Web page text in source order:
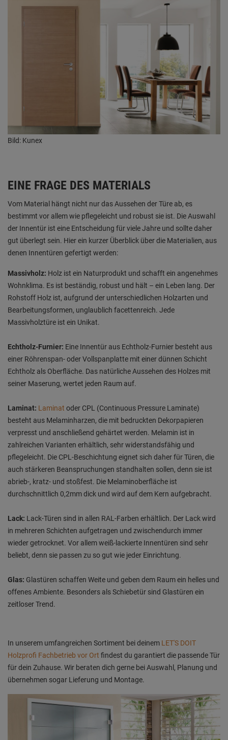
Bild: Kunex
EINE FRAGE DES MATERIALS
Vom Material hängt nicht nur das Aussehen der Türe ab, es
bestimmt vor allem wie pflegeleicht und robust sie ist. Die Auswahl
der Innentür ist eine Entscheidung für viele Jahre und sollte daher
gut überlegt sein. Hier ein kurzer Überblick über die Materialien, aus
denen Innentüren gefertigt werden:
Massivholz: Holz ist ein Naturprodukt und schafft ein angenehmes
Wohnklima. Es ist beständig, robust und hält – ein Leben lang. Der
Rohstoff Holz ist, aufgrund der unterschiedlichen Holzarten und
Bearbeitungsformen, unglaublich facettenreich. Jede
Massivholztüre ist ein Unikat.
Echtholz-Furnier: Eine Innentür aus Echtholz-Furnier besteht aus
einer Röhrenspan- oder Vollspanplatte mit einer dünnen Schicht
Echtholz als Oberfläche. Das natürliche Aussehen des Holzes mit
seiner Maserung, wertet jeden Raum auf.
Laminat: Laminat oder CPL (Continuous Pressure Laminate)
besteht aus Melaminharzen, die mit bedruckten Dekorpapieren
verpresst und anschließend gehärtet werden. Melamin ist in
zahlreichen Varianten erhältlich, sehr widerstandsfähig und
pflegeleicht. Die CPL-Beschichtung eignet sich daher für Türen, die
auch stärkeren Beanspruchungen standhalten sollen, denn sie ist
abrieb-, kratz- und stoßfest. Die Melaminoberfläche ist
durchschnittlich 0,2mm dick und wird auf dem Kern aufgebracht.
Lack: Lack-Türen sind in allen RAL-Farben erhältlich. Der Lack wird
in mehreren Schichten aufgetragen und zwischendurch immer
wieder getrocknet. Vor allem weiß-lackierte Innentüren sind sehr
beliebt, denn sie passen zu so gut wie jeder Einrichtung.
Glas: Glastüren schaffen Weite und geben dem Raum ein helles und
offenes Ambiente. Besonders als Schiebetür sind Glastüren ein
zeitloser Trend.
In unserem umfangreichen Sortiment bei deinem LET'S DOIT
Holzprofi Fachbetrieb vor Ort findest du garantiert die passende Tür
für dein Zuhause. Wir beraten dich gerne bei Auswahl, Planung und
übernehmen sogar Lieferung und Montage.